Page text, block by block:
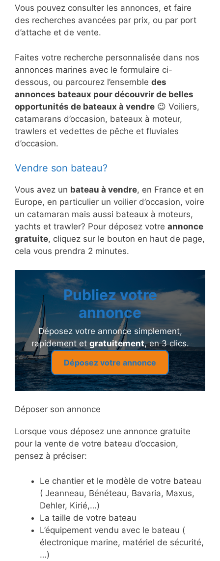
Vous pouvez consulter les annonces, et faire
des recherches avancées par prix, ou par port
d’attache et de vente.
Faites votre recherche personnalisée dans nos
annonces marines avec le formulaire ci-
dessous, ou parcourez l’ensemble des
annonces bateaux pour découvrir de belles
opportunités de bateaux à vendre 😉 Voiliers,
catamarans d’occasion, bateaux à moteur,
trawlers et vedettes de pêche et fluviales
d’occasion.
Vendre son bateau?
Vous avez un bateau à vendre, en France et en
Europe, en particulier un voilier d’occasion, voire
un catamaran mais aussi bateaux à moteurs,
yachts et trawler? Pour déposez votre annonce
gratuite, cliquez sur le bouton en haut de page,
cela vous prendra 2 minutes.
Publiez votre
annonce
Déposez votre annonce simplement,
rapidement et gratuitement, en 3 clics.
Déposez votre annonce
Déposer son annonce
Lorsque vous déposez une annonce gratuite
pour la vente de votre bateau d’occasion,
pensez à préciser:
Le chantier et le modèle de votre bateau
( Jeanneau, Bénéteau, Bavaria, Maxus,
Dehler, Kirié,…)
La taille de votre bateau
L’équipement vendu avec le bateau (
électronique marine, matériel de sécurité,
…)